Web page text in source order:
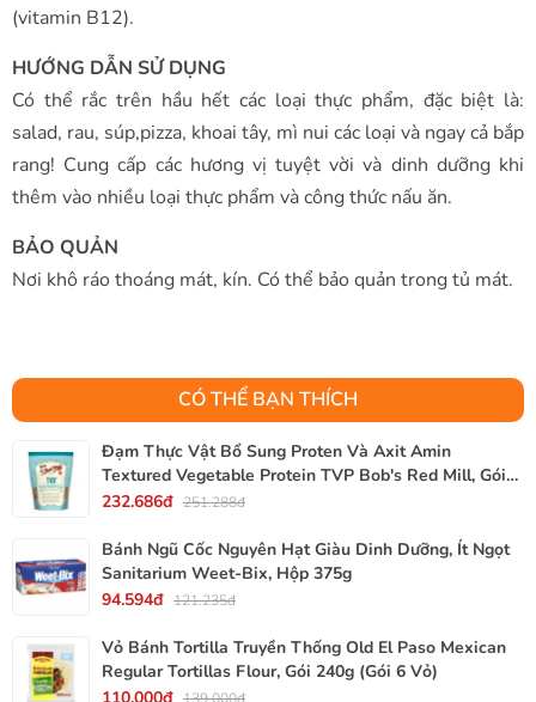
(vitamin B12).
HƯỚNG DẪN SỬ DỤNG
Có thể rắc trên hầu hết các loại thực phẩm, đặc biệt là:
salad, rau, súp,pizza, khoai tây, mì nui các loại và ngay cả bắp
rang! Cung cấp các hương vị tuyệt vời và dinh dưỡng khi
thêm vào nhiều loại thực phẩm và công thức nấu ăn.
BẢO QUẢN
Nơi khô ráo thoáng mát, kín. Có thể bảo quản trong tủ mát.
CÓ THỂ BẠN THÍCH
Đạm Thực Vật Bổ Sung Proten Và Axit Amin
Textured Vegetable Protein TVP Bob's Red Mill, Gói
340g, 12 Oz.
232.686đ 251.288đ
Bánh Ngũ Cốc Nguyên Hạt Giàu Dinh Dưỡng, Ít Ngọt
Sanitarium Weet-Bix, Hộp 375g
94.594đ 121.235đ
Vỏ Bánh Tortilla Truyền Thống Old El Paso Mexican
Regular Tortillas Flour, Gói 240g (Gói 6 Vỏ)
110.000đ 139.000đ